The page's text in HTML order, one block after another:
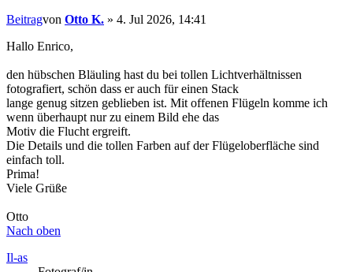
Beitragvon Otto K. » 4. Jul 2026, 14:41
Hallo Enrico,
den hübschen Bläuling hast du bei tollen Lichtverhältnissen
fotografiert, schön dass er auch für einen Stack
lange genug sitzen geblieben ist. Mit offenen Flügeln komme ich
wenn überhaupt nur zu einem Bild ehe das
Motiv die Flucht ergreift.
Die Details und die tollen Farben auf der Flügeloberfläche sind
einfach toll.
Prima!
Viele Grüße
Otto
Nach oben
Il-as